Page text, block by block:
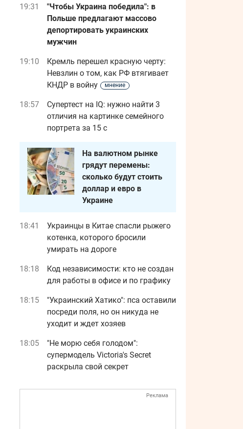
19:31
"Чтобы Украина победила": в
Польше предлагают массово
депортировать украинских
мужчин
19:10
Кремль перешел красную черту:
Невзлин о том, как РФ втягивает
КНДР в войну
мнение
18:57
Супертест на IQ: нужно найти 3
отличия на картинке семейного
портрета за 15 с
На валютном рынке
грядут перемены:
сколько будут стоить
доллар и евро в
Украине
18:41
Украинцы в Китае спасли рыжего
котенка, которого бросили
умирать на дороге
18:18
Код независимости: кто не создан
для работы в офисе и по графику
18:15
"Украинский Хатико": пса оставили
посреди поля, но он никуда не
уходит и ждет хозяев
18:05
"Не морю себя голодом":
супермодель Victoria's Secret
раскрыла свой секрет
Реклама